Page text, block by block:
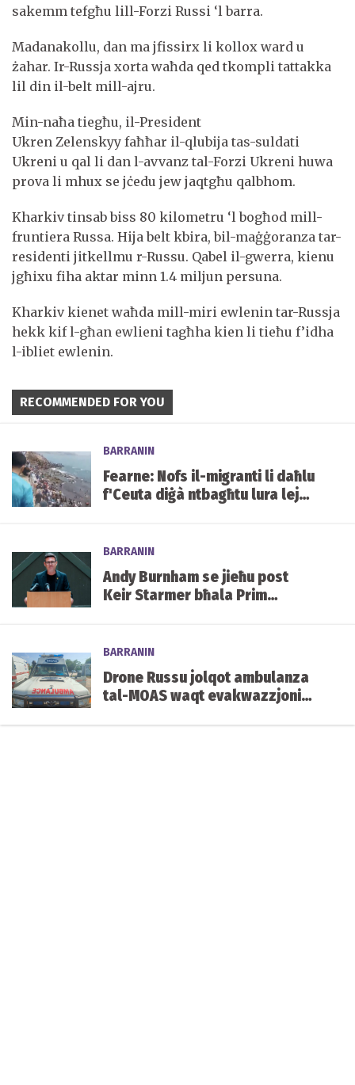
sakemm tefgħu lill-Forzi Russi ‘l barra.
Madanakollu, dan ma jfissirx li kollox ward u
żahar. Ir-Russja xorta waħda qed tkompli tattakka
lil din il-belt mill-ajru.
Min-naħa tiegħu, il-President
Ukren Zelenskyy faħħar il-qlubija tas-suldati
Ukreni u qal li dan l-avvanz tal-Forzi Ukreni huwa
prova li mhux se jċedu jew jaqtgħu qalbhom.
Kharkiv tinsab biss 80 kilometru ‘l bogħod mill-
fruntiera Russa. Hija belt kbira, bil-maġġoranza tar-
residenti jitkellmu r-Russu. Qabel il-gwerra, kienu
jgħixu fiha aktar minn 1.4 miljun persuna.
Kharkiv kienet waħda mill-miri ewlenin tar-Russja
hekk kif l-għan ewlieni tagħha kien li tieħu f’idha
l-ibliet ewlenin.
RECOMMENDED FOR YOU
BARRANIN
Fearne: Nofs il-migranti li daħlu
f'Ceuta diġà ntbagħtu lura lejn
BARRANIN
Andy Burnham se jieħu post
Keir Starmer bħala Prim
BARRANIN
Drone Russu jolqot ambulanza
tal-MOAS waqt evakwazzjoni